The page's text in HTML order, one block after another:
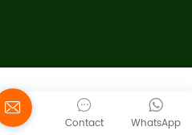
WhatsApp
Contact